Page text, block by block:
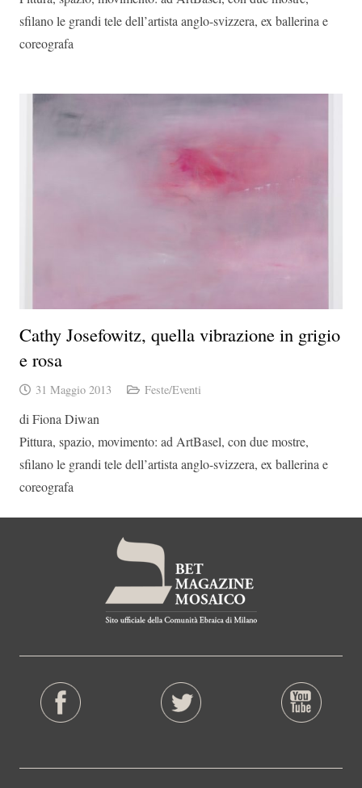
sfilano le grandi tele dell’artista anglo-svizzera, ex ballerina e
coreografa
Cathy Josefowitz, quella vibrazione in grigio
e rosa
31 Maggio 2013 Feste/Eventi
di Fiona Diwan
Pittura, spazio, movimento: ad ArtBasel, con due mostre,
sfilano le grandi tele dell’artista anglo-svizzera, ex ballerina e
coreografa